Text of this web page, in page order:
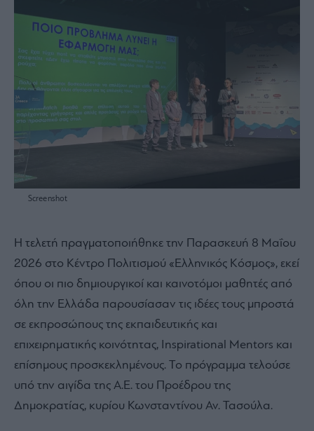
Screenshot
Η τελετή πραγματοποιήθηκε την Παρασκευή 8 Μαΐου
2026 στο Κέντρο Πολιτισμού «Ελληνικός Κόσμος», εκεί
όπου οι πιο δημιουργικοί και καινοτόμοι μαθητές από
όλη την Ελλάδα παρουσίασαν τις ιδέες τους μπροστά
σε εκπροσώπους της εκπαιδευτικής και
επιχειρηματικής κοινότητας, Inspirational Mentors και
επίσημους προσκεκλημένους. Το πρόγραμμα τελούσε
υπό την αιγίδα της Α.Ε. του Προέδρου της
Δημοκρατίας, κυρίου Κωνσταντίνου Αν. Τασούλα.